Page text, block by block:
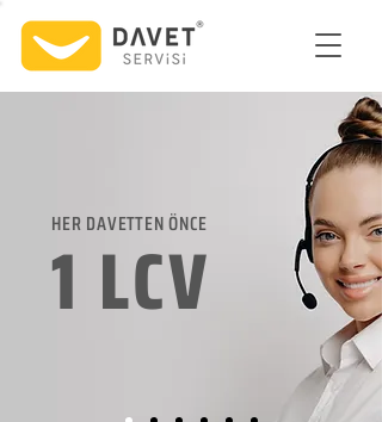
HER DAVETTEN ÖNCE
1 LCV